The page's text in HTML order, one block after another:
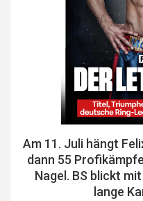
Am 11. Juli hängt
dann 55
Nagel. BS blickt
lange